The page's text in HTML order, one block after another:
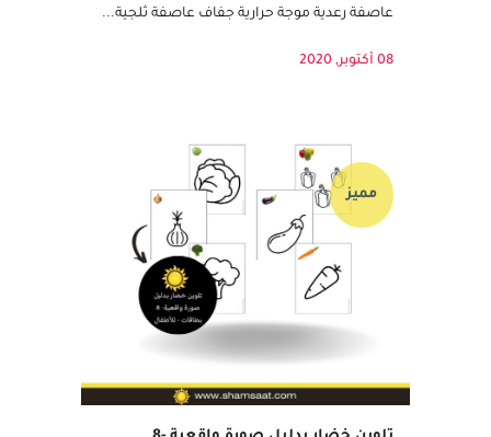
فيضان انفجار بركاني حريق الغابات إنهيار صخري
عاصفة رعدية موجة حرارية جفاف عاصفة ثلجية...
مميز